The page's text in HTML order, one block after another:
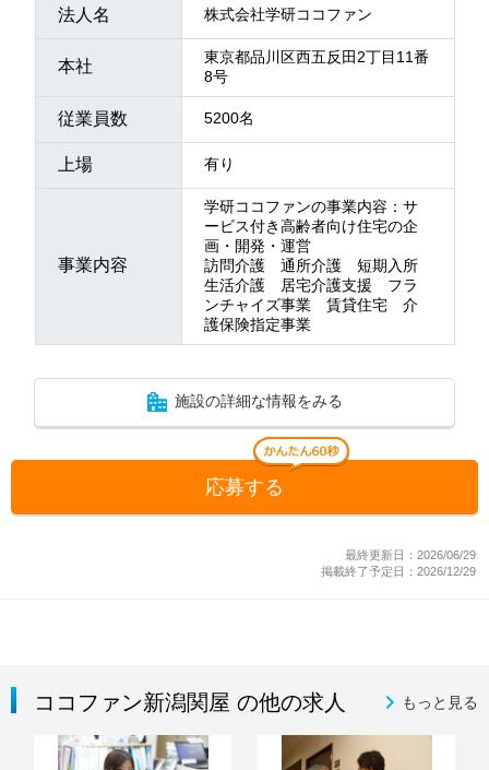
法人名 株式会社学研ココファン
本社
東京都品川区西五反田2丁目11番
8号
従業員数 5200名
上場 有り
事業内容
学研ココファンの事業内容：サ
ービス付き高齢者向け住宅の企
画・開発・運営
訪問介護 通所介護 短期入所
生活介護 居宅介護支援 フラ
ンチャイズ事業 賃貸住宅 介
護保険指定事業
施設の詳細な情報をみる
応募する
最終更新日：2026/06/29
掲載終了予定日：2026/12/29
ココファン新潟関屋 の他の求人 もっと見る